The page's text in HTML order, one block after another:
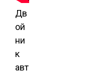
Дв
ой
ни
к
авт